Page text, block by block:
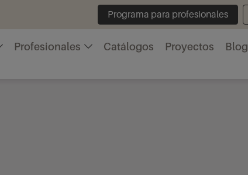
Programa para profesionales
Profesionales Catálogos Proyectos Blog